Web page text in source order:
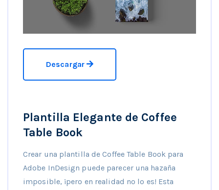
Descargar
Plantilla Elegante de Coffee
Table Book
Crear una plantilla de Coffee Table Book para
Adobe InDesign puede parecer una hazaña
imposible, ¡pero en realidad no lo es! Esta